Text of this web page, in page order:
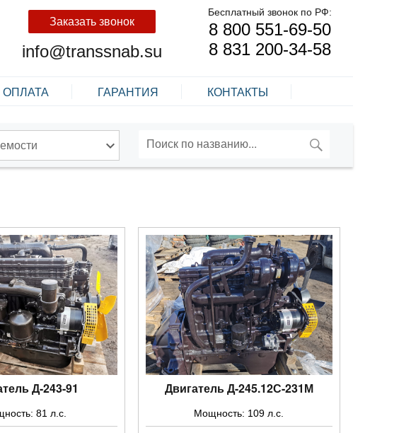
Заказать звонок
info@transsnab.su
Бесплатный звонок по РФ:
8 800 551-69-50
8 831 200-34-58
ГАРАНТИЯ КОНТАКТЫ
Искать:
Д-243-91
81 л.с.
Двигатель Д-245.12С-231М
Мощность: 109 л.с.